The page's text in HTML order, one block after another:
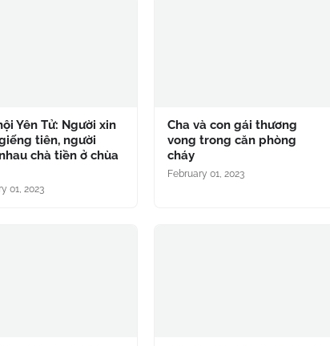
Yên Tử: Người xin
tiên, người
chà tiền ở chùa
01, 2023
Cha và con gái thương
vong trong căn phòng
cháy
February 01, 2023